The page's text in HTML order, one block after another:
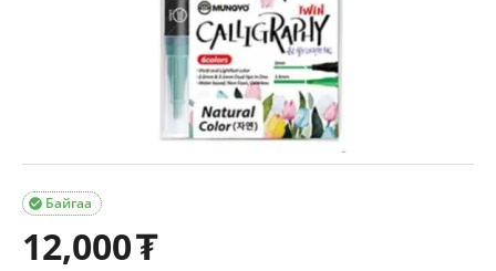
Байгаа

12,000₮